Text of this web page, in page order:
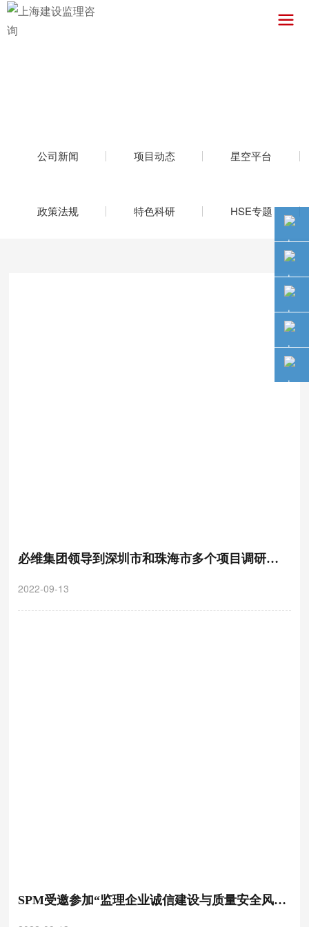
公司新闻 项目动态 星空平台
政策法规 特色科研 HSE专题
必维集团领导到深圳市和珠海市多个项目调研检
查指导工作
2022-09-13
SPM受邀参加“监理企业诚信建设与质量安全风险